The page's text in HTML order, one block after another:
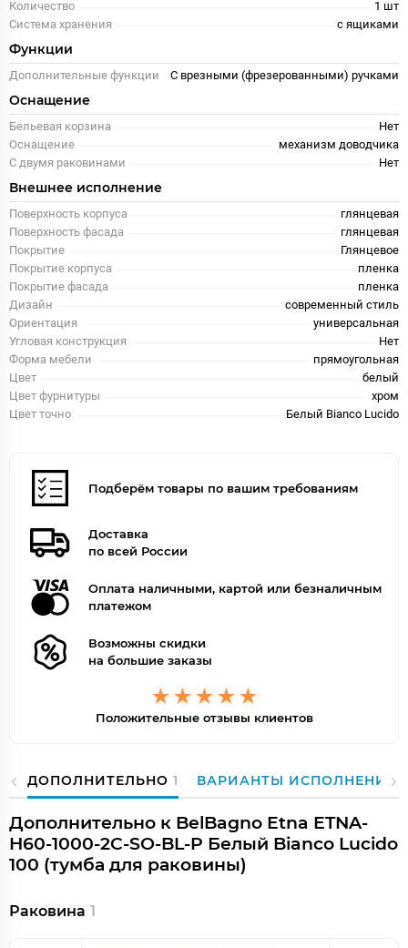
Количество
1 шт
Система хранения
с ящиками
Функции
Дополнительные функции C врезными (фрезерованными) ручками
Оснащение
Бельевая корзина
Нет
Оснащение
механизм доводчика
С двумя раковинами
Нет
Внешнее исполнение
Поверхность корпуса
глянцевая
Поверхность фасада
глянцевая
Покрытие
Глянцевое
Покрытие корпуса
пленка
Покрытие фасада
пленка
Дизайн
современный стиль
Ориентация
универсальная
Угловая конструкция
Нет
Форма мебели
прямоугольная
Цвет
белый
Цвет фурнитуры
хром
Цвет точно
Белый Bianco Lucido
Подберём товары по вашим требованиям
Доставка
по всей России
Оплата наличными, картой или безналичным
платежом
Возможны скидки
на большие заказы
Положительные отзывы клиентов
ДОПОЛНИТЕЛЬНО 1 ВАРИАНТЫ ИСПОЛНЕНИЯ
Дополнительно к BelBagno Etna ETNA-
H60-1000-2C-SO-BL-P Белый Bianco Lucido
100 (тумба для раковины)
Раковина 1